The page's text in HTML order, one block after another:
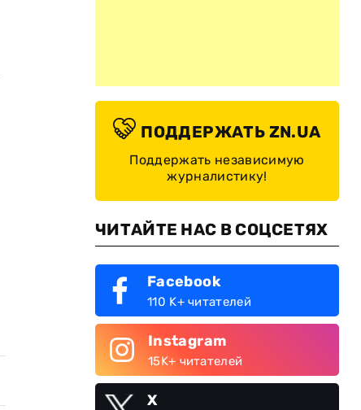
ПОДДЕРЖАТЬ ZN.UA
Поддержать независимую
журналистику!
ЧИТАЙТЕ НАС В СОЦСЕТЯХ
Facebook
110 K+ читателей
Instagram
15K+ читателей
X